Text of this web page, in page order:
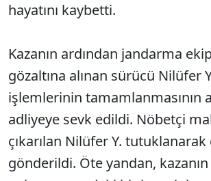
hayatını kaybetti.
Kazanın ardından jandarma
gözaltına alınan sürücü Nilüfer
işlemlerinin tamamlanmasının
adliyeye sevk edildi. Nöbetçi
çıkarılan Nilüfer Y. tutuklanarak
gönderildi. Öte yandan, kazanın